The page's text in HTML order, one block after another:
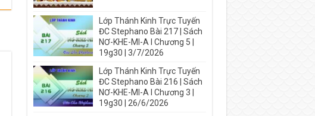
Lớp Thánh Kinh Trực Tuyến
ĐC Stephano Bài 217 | Sách
NƠ-KHE-MI-A I Chương 5 |
19g30 | 3/7/2026
Lớp Thánh Kinh Trực Tuyến
ĐC Stephano Bài 216 | Sách
NƠ-KHE-MI-A I Chương 3 |
19g30 | 26/6/2026